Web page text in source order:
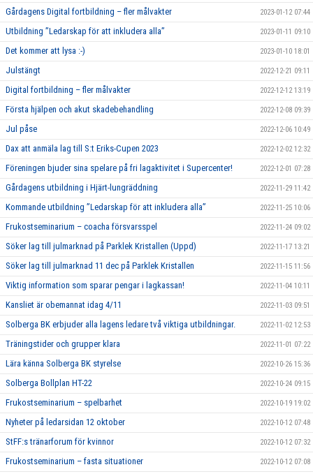
Gårdagens Digital fortbildning – fler målvakter 2023-01-12 07:44
Utbildning ”Ledarskap för att inkludera alla” 2023-01-11 09:10
Det kommer att lysa :-) 2023-01-10 18:01
Julstängt 2022-12-21 09:11
Digital fortbildning – fler målvakter 2022-12-12 13:19
Första hjälpen och akut skadebehandling 2022-12-08 09:39
Jul påse 2022-12-06 10:49
Dax att anmäla lag till S:t Eriks-Cupen 2023 2022-12-02 12:32
Föreningen bjuder sina spelare på fri lagaktivitet i Supercenter! 2022-12-01 07:28
Gårdagens utbildning i Hjärt-lungräddning 2022-11-29 11:42
Kommande utbildning ”Ledarskap för att inkludera alla” 2022-11-25 10:06
Frukostseminarium – coacha försvarsspel 2022-11-24 09:02
Söker lag till julmarknad på Parklek Kristallen (Uppd) 2022-11-17 13:21
Söker lag till julmarknad 11 dec på Parklek Kristallen 2022-11-15 11:56
Viktig information som sparar pengar i lagkassan! 2022-11-04 10:11
Kansliet är obemannat idag 4/11 2022-11-03 09:51
Solberga BK erbjuder alla lagens ledare två viktiga utbildningar. 2022-11-02 12:53
Träningstider och grupper klara 2022-11-01 07:22
Lära känna Solberga BK styrelse 2022-10-26 15:36
Solberga Bollplan HT-22 2022-10-24 09:15
Frukostseminarium – spelbarhet 2022-10-19 19:02
Nyheter på ledarsidan 12 oktober 2022-10-12 07:48
StFF:s tränarforum för kvinnor 2022-10-12 07:32
Frukostseminarium – fasta situationer 2022-10-12 07:08